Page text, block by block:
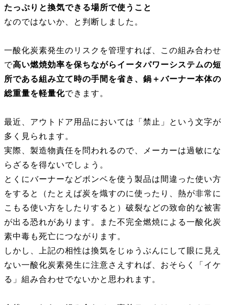
たっぷりと換気できる場所で使うこと
なのではないか、と判断しました。
一酸化炭素発生のリスクを管理すれば、この組み合わせ
で高い燃焼効率を保ちながらイータパワーシステムの短
所である組み立て時の手間を省き、鍋＋バーナー本体の
総重量を軽量化できます。
最近、アウトドア用品においては「禁止」という文字が
多く見られます。
実際、製造物責任を問われるので、メーカーは過敏にな
らざるを得ないでしょう。
とくにバーナーなどボンベを使う製品は間違った使い方
をすると（たとえば炭を熾すのに使ったり、熱が非常に
こもる使い方をしたりすると）破裂などの致命的な被害
が出る恐れがあります。また不完全燃焼による一酸化炭
素中毒も死亡につながります。
しかし、上記の相性は換気をじゅうぶんにして眼に見え
ない一酸化炭素発生に注意さえすれば、おそらく「イケ
る」組み合わせでないかと思われます。